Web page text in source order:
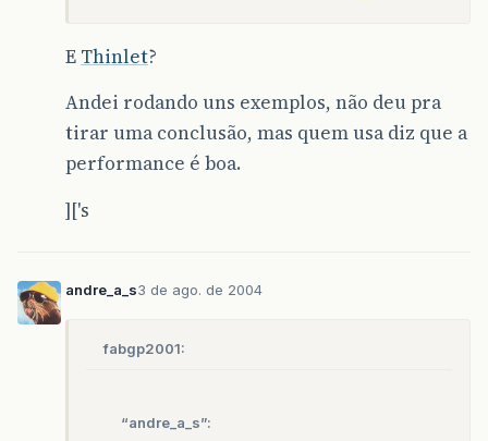
E Thinlet?
Andei rodando uns exemplos, não deu pra
tirar uma conclusão, mas quem usa diz que a
performance é boa.
]['s
andre_a_s3 de ago. de 2004
fabgp2001:
“andre_a_s”: